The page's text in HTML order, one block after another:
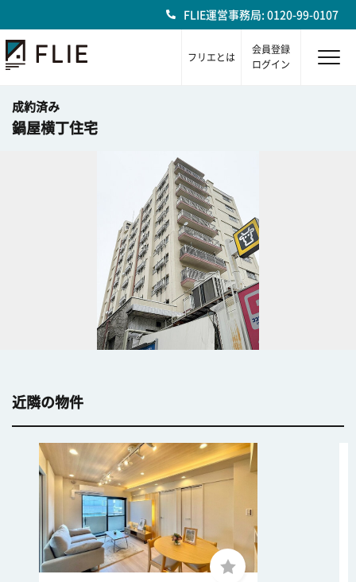
FLIE運営事務局: 0120-99-0107
フリエとは
会員登録
ログイン
成約済み
鍋屋横丁住宅
近隣の物件